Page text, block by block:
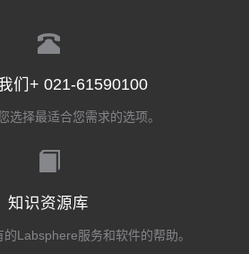
们+ 021-61590100
选择最适合您需求的选项。
知识资源库
Labsphere服务和软件的帮助。